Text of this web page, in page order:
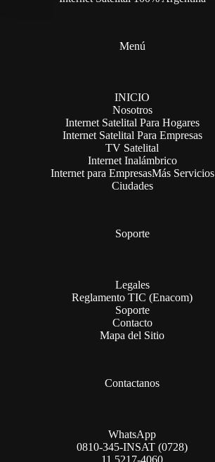
Menú
INICIO
Nosotros
Internet Satelital Para Hogares
Internet Satelital Para Empresas
TV Satelital
Internet Inalámbrico
Internet para EmpresasMás Servicios
Ciudades
Soporte
Legales
Reglamento TIC (Enacom)
Soporte
Contacto
Mapa del Sitio
Contactanos
WhatsApp
0810-345-INSAT (0728)
11 5217-4060